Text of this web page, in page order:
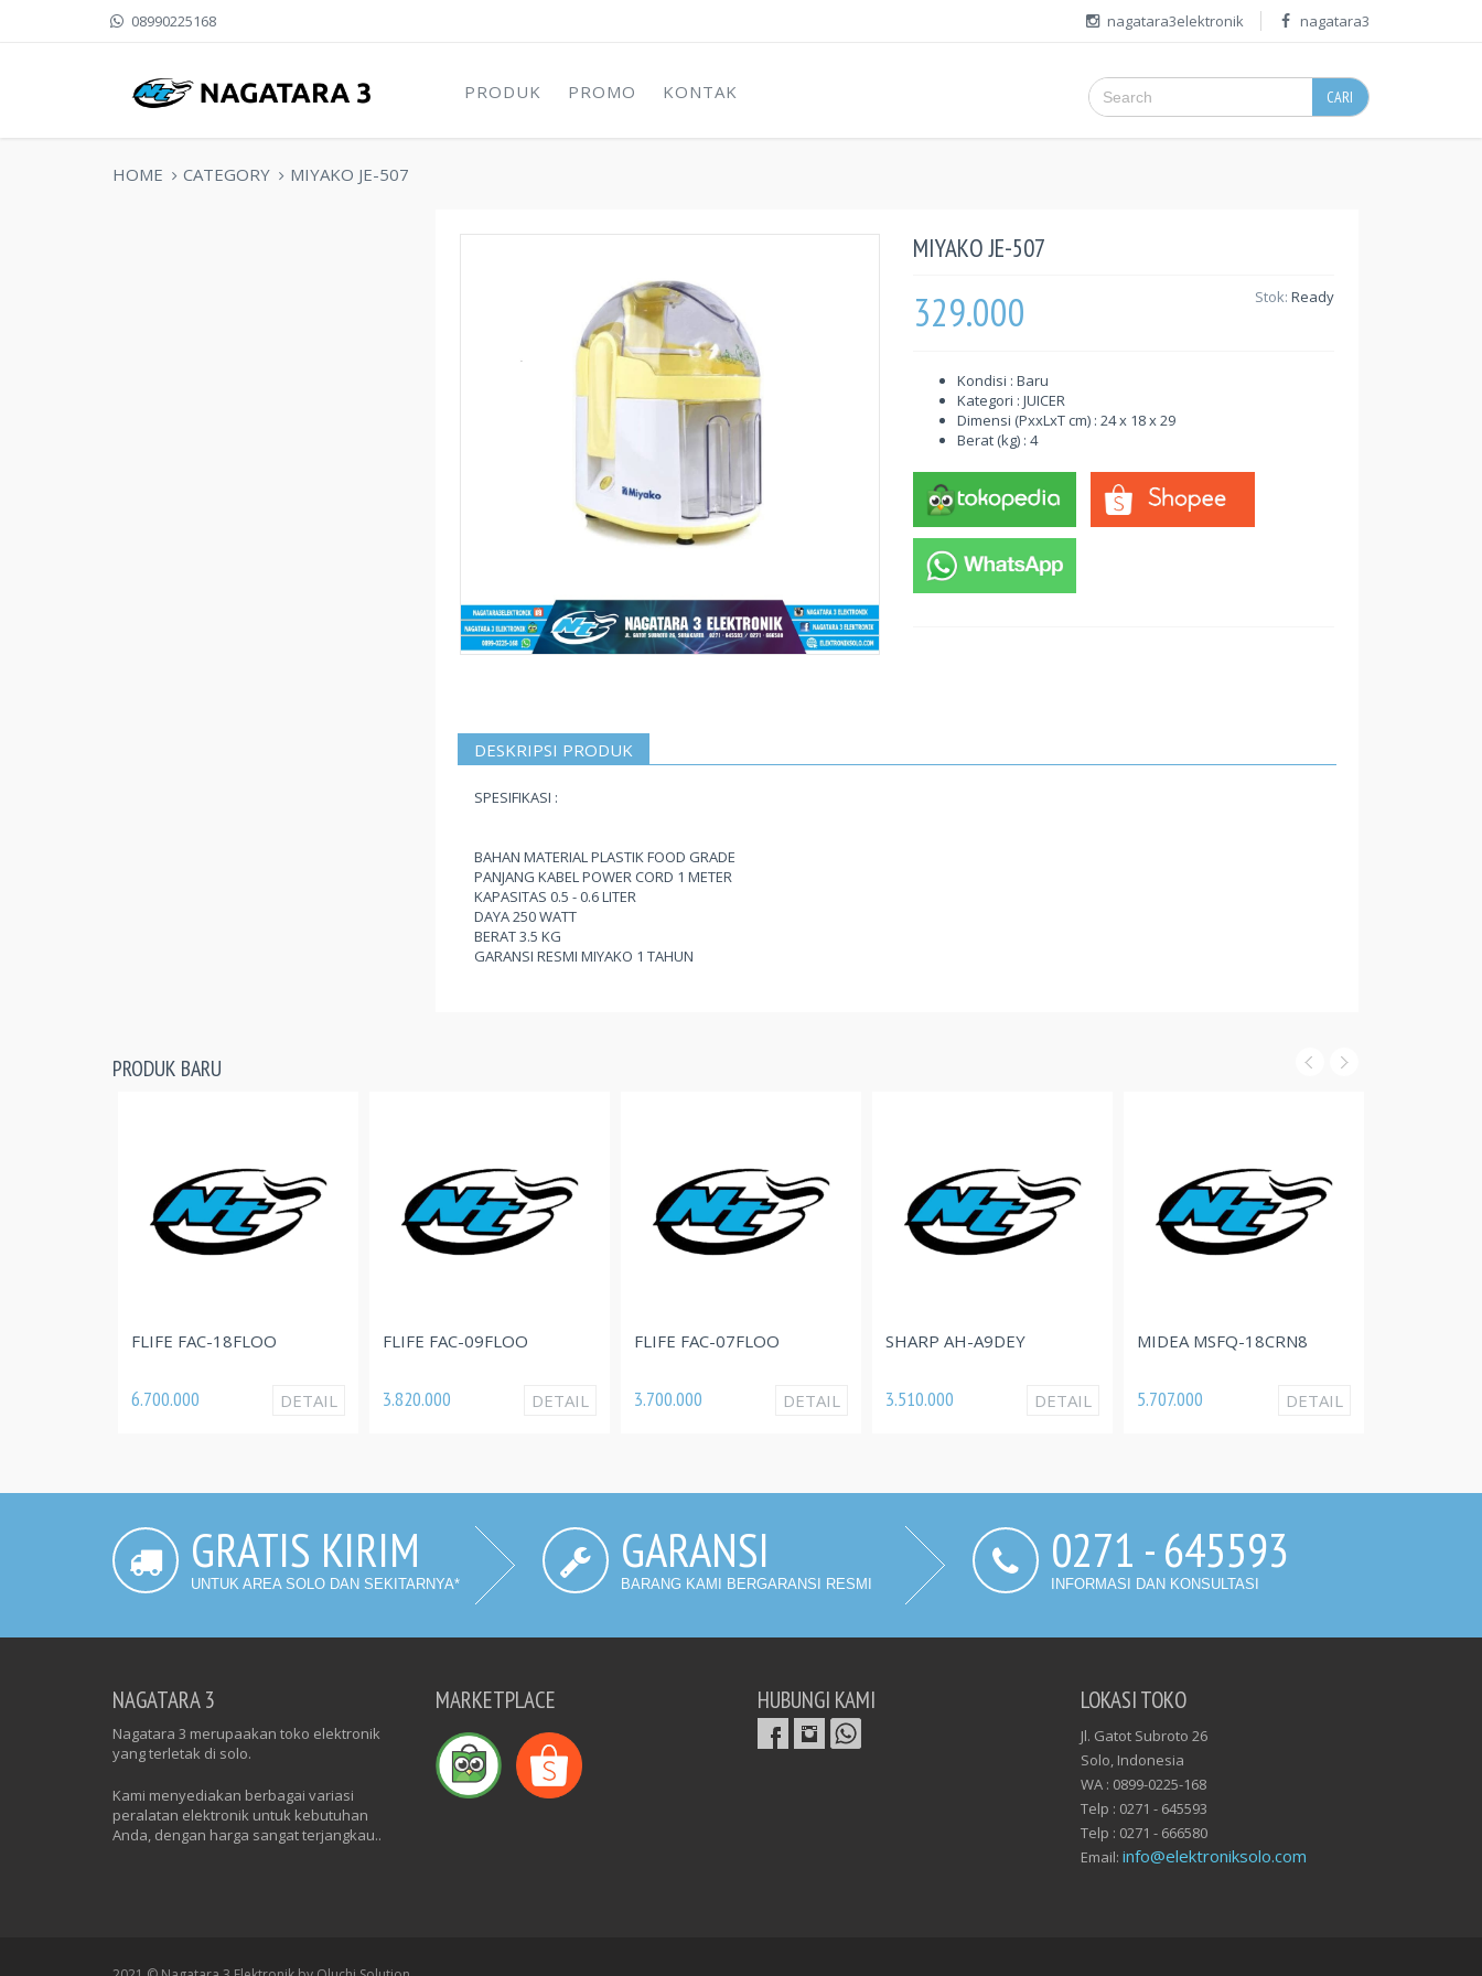
08990225168 nagatara3elektronik nagatara3
PRODUK PROMO KONTAK CARI
HOME CATEGORY MIYAKO JE-507
MIYAKO JE-507
329.000 Stok: Ready
Kondisi : Baru
Kategori : JUICER
Dimensi (PxxLxT cm) : 24 x 18 x 29
Berat (kg) : 4
DESKRIPSI PRODUK
SPESIFIKASI :
BAHAN MATERIAL PLASTIK FOOD GRADE
PANJANG KABEL POWER CORD 1 METER
KAPASITAS 0.5 - 0.6 LITER
DAYA 250 WATT
BERAT 3.5 KG
GARANSI RESMI MIYAKO 1 TAHUN
PRODUK BARU
FLIFE FAC-18FLOO
6.700.000 DETAIL
FLIFE FAC-09FLOO
3.820.000 DETAIL
FLIFE FAC-07FLOO
3.700.000 DETAIL
SHARP AH-A9DEY
3.510.000 DETAIL
MIDEA MSFQ-18CRN8
5.707.000 DETAIL
GRATIS KIRIM
UNTUK AREA SOLO DAN SEKITARNYA*
GARANSI
BARANG KAMI BERGARANSI RESMI
0271 - 645593
INFORMASI DAN KONSULTASI
NAGATARA 3
Nagatara 3 merupaakan toko elektronik
yang terletak di solo.
Kami menyediakan berbagai variasi
peralatan elektronik untuk kebutuhan
Anda, dengan harga sangat terjangkau..
MARKETPLACE HUBUNGI KAMI LOKASI TOKO
Jl. Gatot Subroto 26
Solo, Indonesia
WA : 0899-0225-168
Telp : 0271 - 645593
Telp : 0271 - 666580
Email: info@elektroniksolo.com